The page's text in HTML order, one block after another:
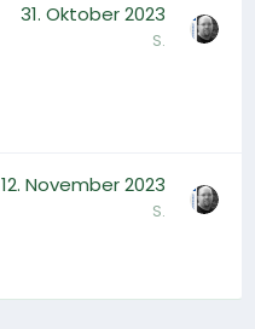
31. Oktober 2023
S.
12. November 2023
S.